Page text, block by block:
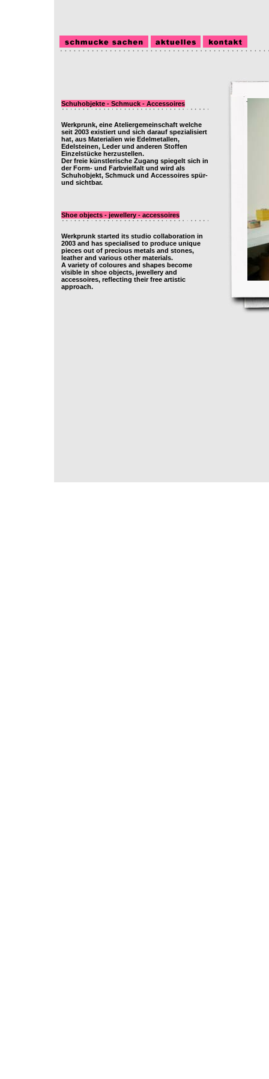
Schuhobjekte - Schmuck - Accessoires
Werkprunk, eine Ateliergemeinschaft welche
seit 2003 existiert und sich darauf spezialisiert
hat, aus Materialien wie Edelmetallen,
Edelsteinen, Leder und anderen Stoffen
Einzelstücke herzustellen.
Der freie künstlerische Zugang spiegelt sich in
der Form- und Farbvielfalt und wird als
Schuhobjekt, Schmuck und Accessoires spür-
und sichtbar.
Shoe objects - jewellery - accessoires
Werkprunk started its studio collaboration in
2003 and has specialised to produce unique
pieces out of precious metals and stones,
leather and various other materials.
A variety of coloures and shapes become
visible in shoe objects, jewellery and
accessoires, reflecting their free artistic
approach.